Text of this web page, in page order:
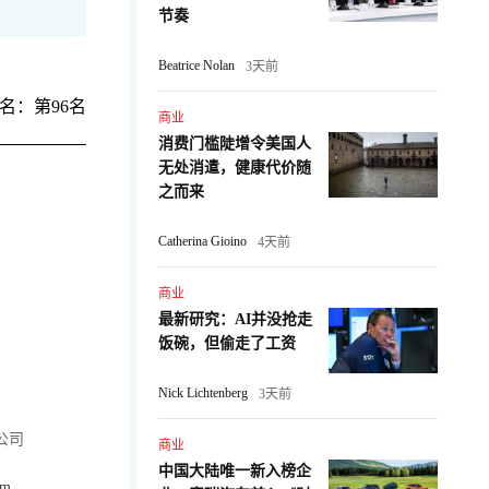
：第96名
司
节奏
Beatrice Nolan 3天前
商业
消费门槛陡增令美国人
无处消遣，健康代价随
之而来
Catherina Gioino 4天前
商业
最新研究：AI并没抢走
饭碗，但偷走了工资
Nick Lichtenberg 3天前
商业
中国大陆唯一新入榜企